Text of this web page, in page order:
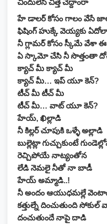
చిందులేసి చిత్తే చేద్దాంరా
హే డాలర్ కోసం గాలం వేసే
ఫిషింగ్ హుక్కే వెయ్యకు
నీ గ్లామర్ కోసం స్కీమే వేశా
ఏ స్కామో చేసి నీ సొత్తంతా
క్యాచ్ మీ క్యాచ్ మీ
క్యాచ్ మీ… ఇప్ యూ కెన్?
టీచ్ మీ టీచ్ మీ
టీచ్ మీ… వాట్ యూ కెన్?
హేయ్, ఖిల్లాడి
నీ కిల్లర్ చూపుకి ఒళ్ళే అల్లాడి
బుల్లెట్లా గుచ్చుకుంటే
రెచ్చిపోయే నాట్యంతోన
లేడి నెమలై నీతో నా బాడీ
హేయ్ అమ్మాడి..!
నీ అందం ఆయుధమల్లే
కత్తుల్నే దించుతుంది సోకుల్
దంచుతుందే నాపై దాడి